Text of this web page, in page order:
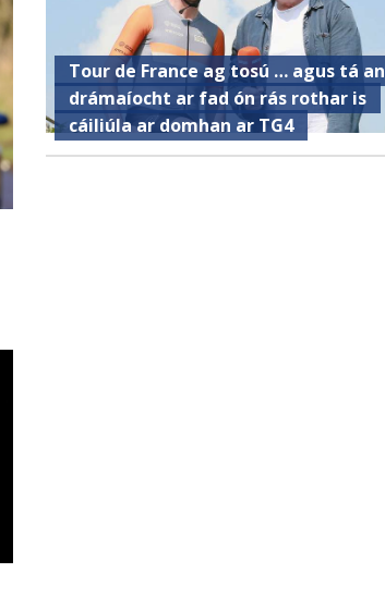
Tour de France ag tosú … agus tá an
drámaíocht ar fad ón rás rothar is
cáiliúla ar domhan ar TG4